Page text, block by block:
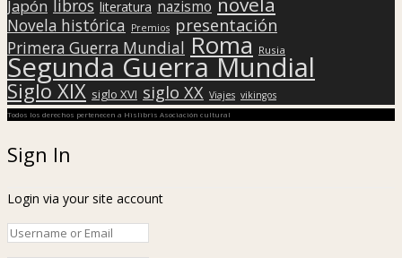
Japón libros literatura nazismo
Novela histórica Premios presentación
Primera Guerra Mundial Roma Rusia
Segunda Guerra Mundial
Siglo XIX siglo XVI siglo XX Viajes vikingos
Todos los derechos pertenecen a Hislibris Asociación cultural
Sign In
Login via your site account